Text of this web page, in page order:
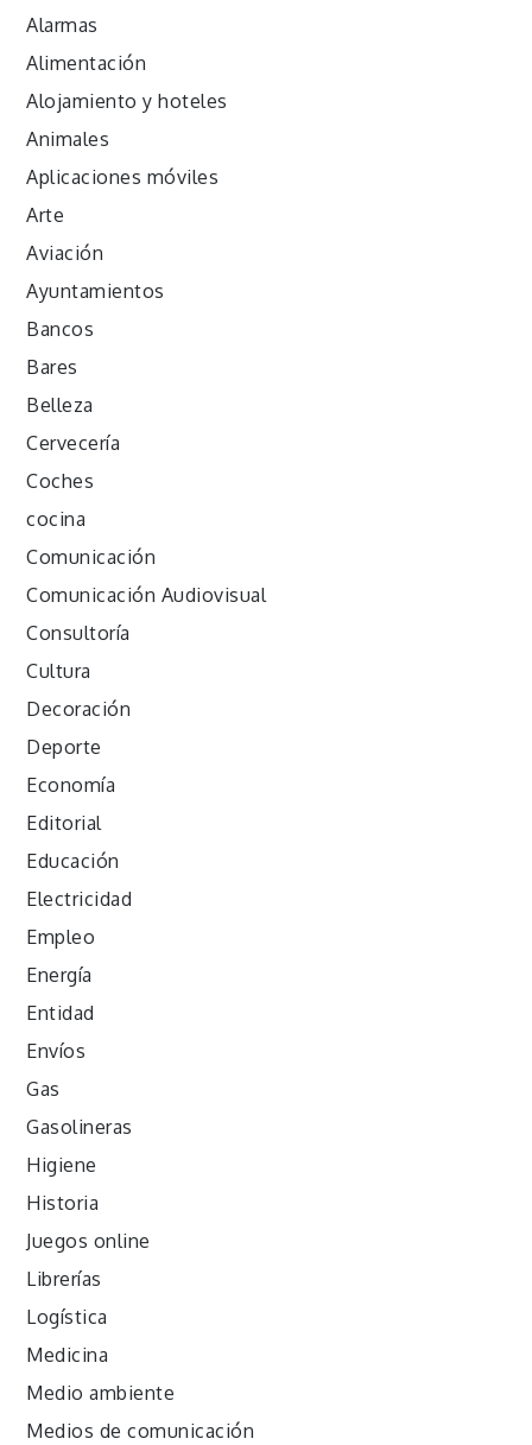
Alarmas
Alimentación
Alojamiento y hoteles
Animales
Aplicaciones móviles
Arte
Aviación
Ayuntamientos
Bancos
Bares
Belleza
Cervecería
Coches
cocina
Comunicación
Comunicación Audiovisual
Consultoría
Cultura
Decoración
Deporte
Economía
Editorial
Educación
Electricidad
Empleo
Energía
Entidad
Envíos
Gas
Gasolineras
Higiene
Historia
Juegos online
Librerías
Logística
Medicina
Medio ambiente
Medios de comunicación